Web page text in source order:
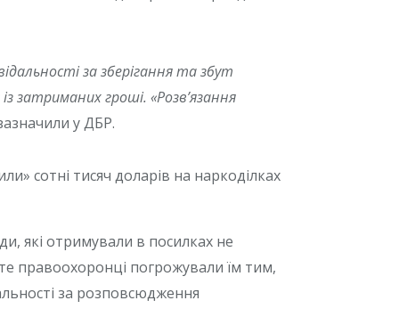
за зберігання та збут
затриманих гроші. «Розв’язання
у ДБР.
які отримували в посилках не
правоохоронці погрожували їм тим,
за розповсюдження